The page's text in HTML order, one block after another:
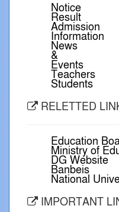
Notice
Result
Admission
Information
News
&
Events
Teachers
Students
RELETTED
Education
Ministry of
DG Website
Banbeis
National
IMPORTANT